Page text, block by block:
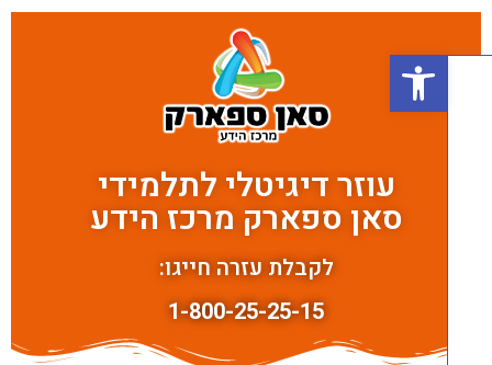
פתח סרגל נגישות
עוזר דיגיטלי לתלמידי
סאן ספארק מרכז הידע
לקבלת עזרה חייגו:
1-800-25-25-15